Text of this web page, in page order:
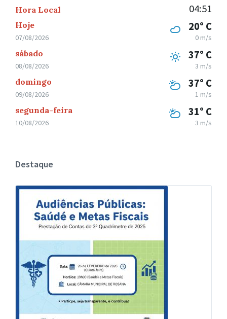
Hora Local 04:51
Hoje
07/08/2026
20° C
0 m/s
sábado
08/08/2026
37° C
3 m/s
domingo
09/08/2026
37° C
1 m/s
segunda-feira
10/08/2026
31° C
3 m/s
Destaque